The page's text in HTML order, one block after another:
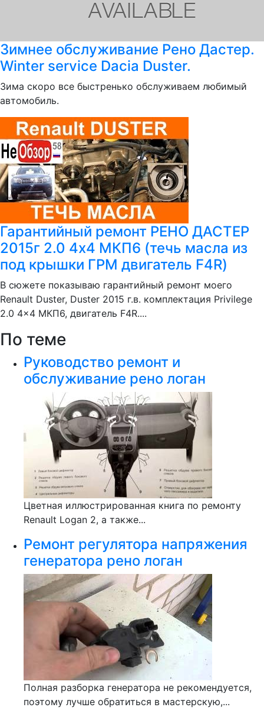
Зимнее обслуживание Рено Дастер.
Winter service Dacia Duster.
Зима скоро все быстренько обслуживаем любимый
автомобиль.
Гарантийный ремонт РЕНО ДАСТЕР
2015г 2.0 4x4 MКП6 (течь масла из
под крышки ГРМ двигатель F4R)
В сюжете показываю гарантийный ремонт моего
Renault Duster, Duster 2015 г.в. комплектация Privilege
2.0 4x4 MКП6, двигатель F4R....
По теме
Руководство ремонт и
обслуживание рено логан
Цветная иллюстрированная книга по ремонту
Renault Logan 2, а также...
Ремонт регулятора напряжения
генератора рено логан
Полная разборка генератора не рекомендуется,
поэтому лучше обратиться в мастерскую,...